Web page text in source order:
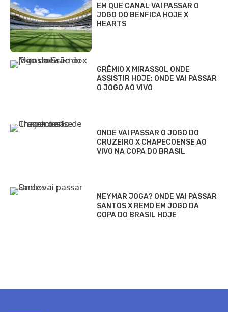
EM QUE CANAL VAI PASSAR O
JOGO DO BENFICA HOJE X
HEARTS
GRÊMIO X MIRASSOL ONDE
ASSISTIR HOJE: ONDE VAI PASSAR
O JOGO AO VIVO
ONDE VAI PASSAR O JOGO DO
CRUZEIRO X CHAPECOENSE AO
VIVO NA COPA DO BRASIL
NEYMAR JOGA? ONDE VAI PASSAR
SANTOS X REMO EM JOGO DA
COPA DO BRASIL HOJE